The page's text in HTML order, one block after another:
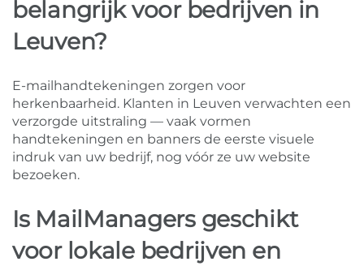
belangrijk voor bedrijven in
Leuven?
E-mailhandtekeningen zorgen voor
herkenbaarheid. Klanten in Leuven verwachten een
verzorgde uitstraling — vaak vormen
handtekeningen en banners de eerste visuele
indruk van uw bedrijf, nog vóór ze uw website
bezoeken.
Is MailManagers geschikt
voor lokale bedrijven en